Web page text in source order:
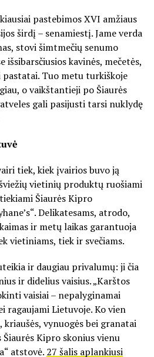
pastebimos XVI amžiaus
širdį – senamiestį. Jame verda
stovi šimtmečių senumo
išsibarsčiusios kavinės, mečetės,
Tuo metu turkiškoje
o vaikštantieji po Šiaurės
gali pasijusti tarsi nuklydę
tiek, kiek įvairios buvo ją
vietinių produktų ruošiami
Šiaurės Kipro
Delikatesams, atrodo,
ir metų laikas garantuoja
vietiniams, tiek ir svečiams.
ir daugiau privalumų: ji čia
ir didelius vaisius. „Karštos
vaisiai – nepalyginamai
ragaujami Lietuvoje. Ko vien
vynuogės bei granatai
Kipro skonius vienu
atstovė. 27 šalis aplankiusi